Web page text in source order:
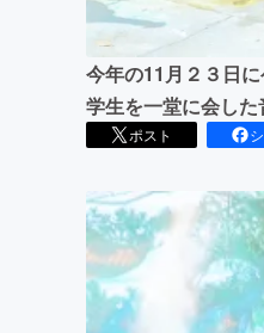
今年の11月２３日
学生を一堂に会し
ポスト